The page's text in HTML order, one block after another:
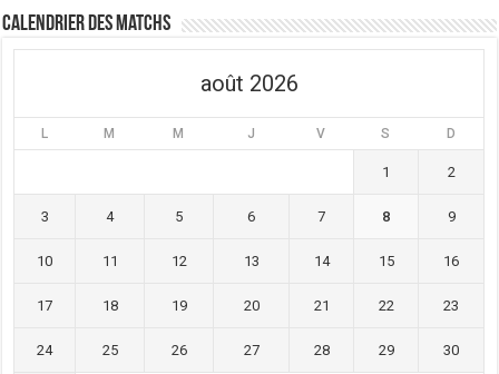
Calendrier des matchs
août 2026
L M M J V S D
1 2
3 4 5 6 7 8 9
10 11 12 13 14 15 16
17 18 19 20 21 22 23
24 25 26 27 28 29 30